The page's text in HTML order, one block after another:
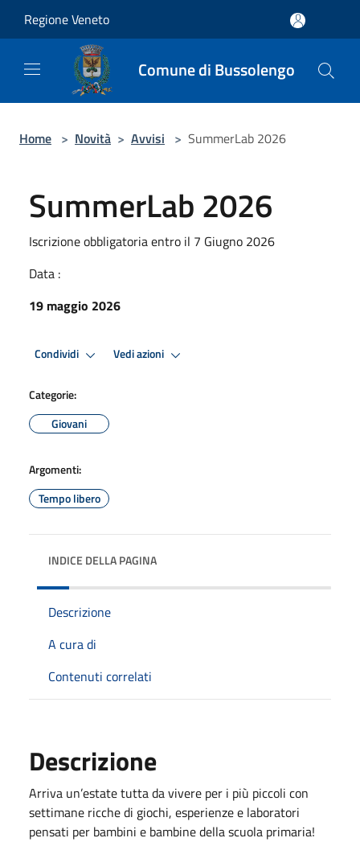
Regione Veneto
Comune di Bussolengo
Home > Novità > Avvisi > SummerLab 2026
SummerLab 2026
Iscrizione obbligatoria entro il 7 Giugno 2026
Data :
19 maggio 2026
Condividi Vedi azioni
Categorie:
Giovani
Argomenti:
Tempo libero
INDICE DELLA PAGINA
Descrizione
A cura di
Contenuti correlati
Descrizione
Arriva un’estate tutta da vivere per i più piccoli con
settimane ricche di giochi, esperienze e laboratori
pensati per bambini e bambine della scuola primaria!